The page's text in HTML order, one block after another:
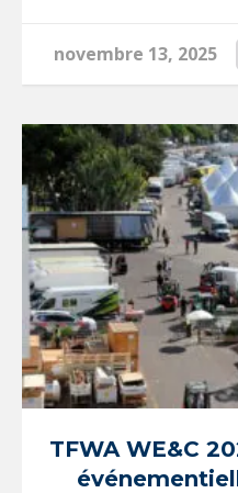
novembre 13, 2025
TFWA WE&C